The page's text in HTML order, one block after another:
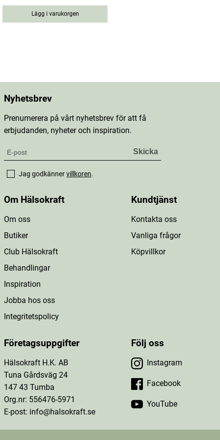
Lägg i varukorgen
Nyhetsbrev
Prenumerera på vårt nyhetsbrev för att få
erbjudanden, nyheter och inspiration.
Jag godkännervillkoren.
Om Hälsokraft
Om oss
Butiker
Club Hälsokraft
Behandlingar
Inspiration
Jobba hos oss
Integritetspolicy
Kundtjänst
Kontakta oss
Vanliga frågor
Köpvillkor
Företagsuppgifter
Hälsokraft H.K. AB
Tuna Gårdsväg 24
147 43 Tumba
Org.nr: 556476-5971
E-post: info@halsokraft.se
Följ oss
Instagram
Facebook
YouTube